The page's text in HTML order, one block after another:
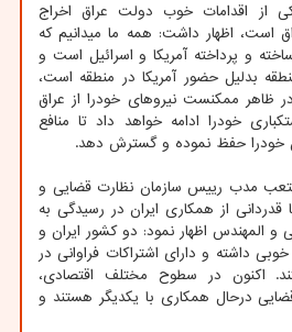
از اقدامات خوب دولت عراق اخراج
است، اظهار داشت: همه ما میدانیم که
و پرداخته آمریکا و اسرائیل است و
بدلیل حضور آمریکا در منطقه است،
ظاهر ممکنست نیروهای خودرا از عراق
خودرا ادامه خواهد داد تا منافع
خودرا حفظ نموده و گسترش دهد.
متعب مدب رییس سازمان نظارت قضایی و
از همکاری ایران در رسیدگی به
و المهندس اظهار نمود: دو کشور ایران و
داشته و دارای اشتراکات فراوانی در
اکنون در سطوح مختلف اقتصادی،
درحال همکاری با یکدیگر هستند و